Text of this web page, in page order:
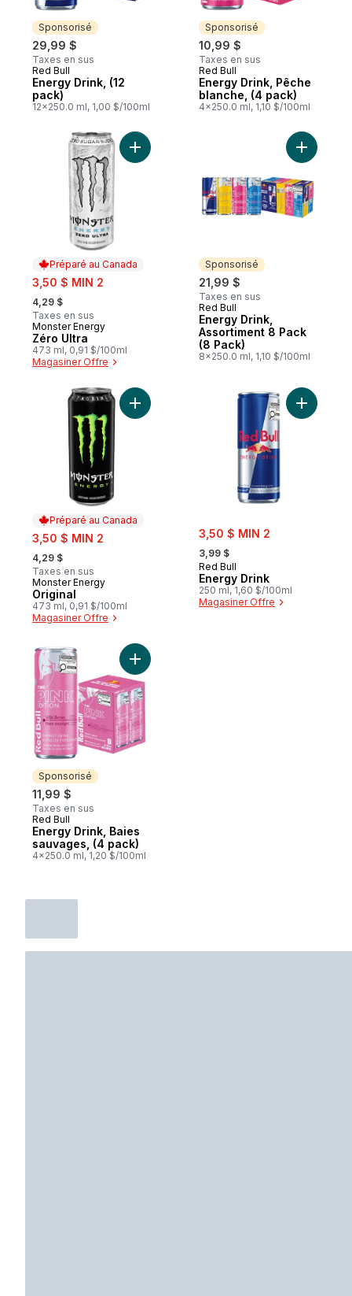
Sponsorisé
29,99 $
Taxes en sus
Sponsorisé
Red Bull
Energy Drink, (12
pack)
12x250.0 ml, 1,00 $/100ml
Sponsorisé
10,99 $
Taxes en sus
Sponsorisé
Red Bull
Energy Drink, Pêche
blanche, (4 pack)
4x250.0 ml, 1,10 $/100ml
Préparé au Canada
sale:
3,50 $ MIN 2
, formerly:
4,29 $
Taxes en sus
Préparé au Canada
Monster Energy
Zéro Ultra
473 ml, 0,91 $/100ml
Magasiner Offre
Ajouter Zéro Ultra au panier
Sponsorisé
21,99 $
Taxes en sus
Sponsorisé
Red Bull
Energy Drink,
Assortiment 8 Pack
(8 Pack)
8x250.0 ml, 1,10 $/100ml
Ajouter
Préparé au Canada
sale:
3,50 $ MIN 2
, formerly:
4,29 $
Taxes en sus
Préparé au Canada
Monster Energy
Original
473 ml, 0,91 $/100ml
Magasiner Offre
Ajouter Original au panier
sale:
3,50 $ MIN 2
, formerly:
3,99 $
Red Bull
Energy Drink
250 ml, 1,60 $/100ml
Magasiner Offre
Ajouter
Sponsorisé
11,99 $
Taxes en sus
Sponsorisé
Red Bull
Energy Drink, Baies
sauvages, (4 pack)
4x250.0 ml, 1,20 $/100ml
Ajouter Energy Drink, Baies sauvages, (4